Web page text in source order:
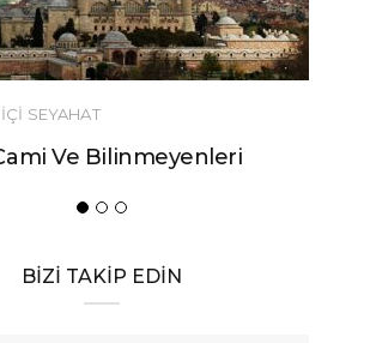
SEYAHAT
Ve Bilinmeyenleri
BİZİ TAKİP EDİN